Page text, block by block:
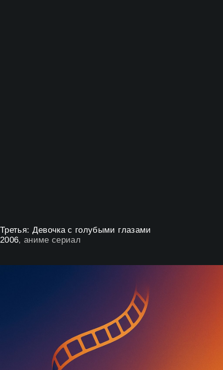
Третья: Девочка с голубыми глазами
2006, аниме сериал